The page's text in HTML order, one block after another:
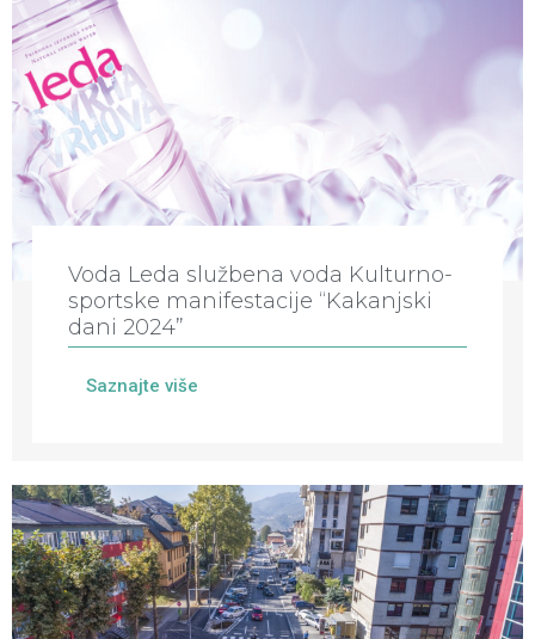
Voda Leda službena voda Kulturno-
sportske manifestacije “Kakanjski
dani 2024”
Saznajte više